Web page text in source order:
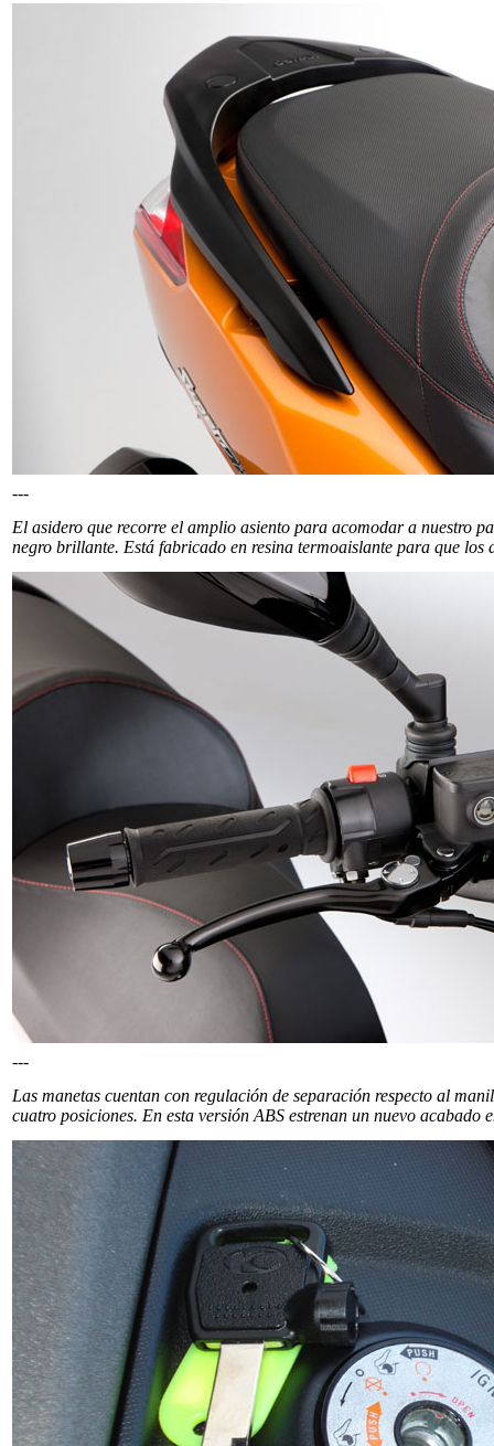
---
El asidero que recorre el amplio asiento para acomodar a nuestro
negro brillante. Está fabricado en resina termoaislante para que los
---
Las manetas cuentan con regulación de separación respecto al
cuatro posiciones. En esta versión ABS estrenan un nuevo acabado